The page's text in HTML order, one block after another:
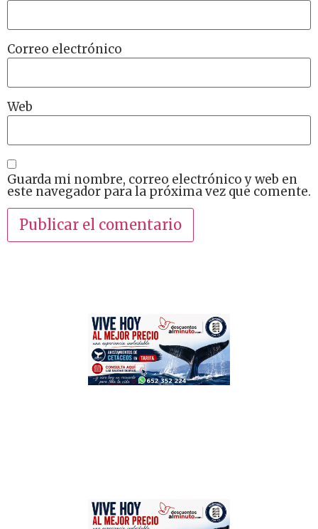
Correo electrónico
Web
Guarda mi nombre, correo electrónico y web en
este navegador para la próxima vez que comente.